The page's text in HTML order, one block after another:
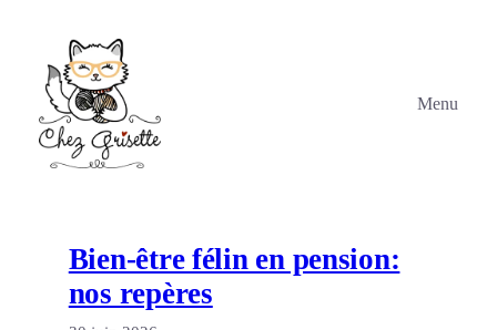
contenu
Menu
Bien-être félin en pension:
nos repères